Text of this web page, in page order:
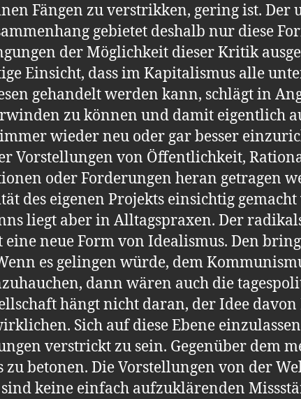
Fängen zu verstrikken, gering ist. Der
gebietet deshalb nur diese
der Möglichkeit dieser Kritik
Einsicht, dass im Kapitalismus alle
gehandelt werden kann, schlägt in
zu können und damit eigentlich
wieder neu oder gar besser
Vorstellungen von Öffentlichkeit,
oder Forderungen heran getragen
des eigenen Projekts einsichtig
liegt aber in Alltagspraxen. Der
neue Form von Idealismus. Den
es gelingen würde, dem
dann wären auch die
hängt nicht daran, der Idee
Sich auf diese Ebene
verstrickt zu sein. Gegenüber dem
betonen. Die Vorstellungen von der
keine einfach aufzuklärenden